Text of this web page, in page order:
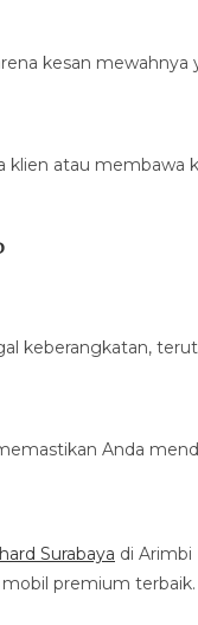
kesan mewahnya
atau membawa
keberangkatan,
Anda
Surabaya di Arimbi
premium